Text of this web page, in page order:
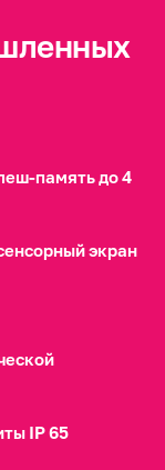
память до 4
экран
IP 65